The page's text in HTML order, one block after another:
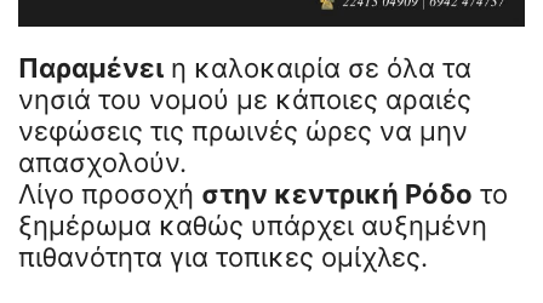
Παραμένει η καλοκαιρία σε όλα τα
νησιά του νομού με κάποιες αραιές
νεφώσεις τις πρωινές ώρες να μην
απασχολούν.
Λίγο προσοχή στην κεντρική Ρόδο το
ξημέρωμα καθώς υπάρχει αυξημένη
πιθανότητα για τοπικες ομίχλες.